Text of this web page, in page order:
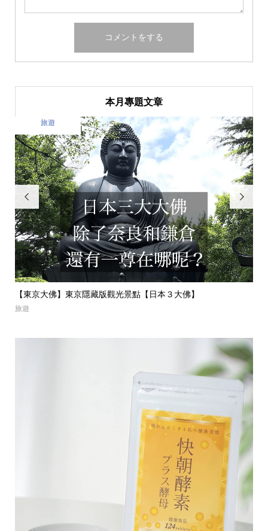
本月專題文章

“蒙布朗栗子蛋糕聖地“｜東京自由之丘必吃甜點【MONT-BL...
美食
美食
